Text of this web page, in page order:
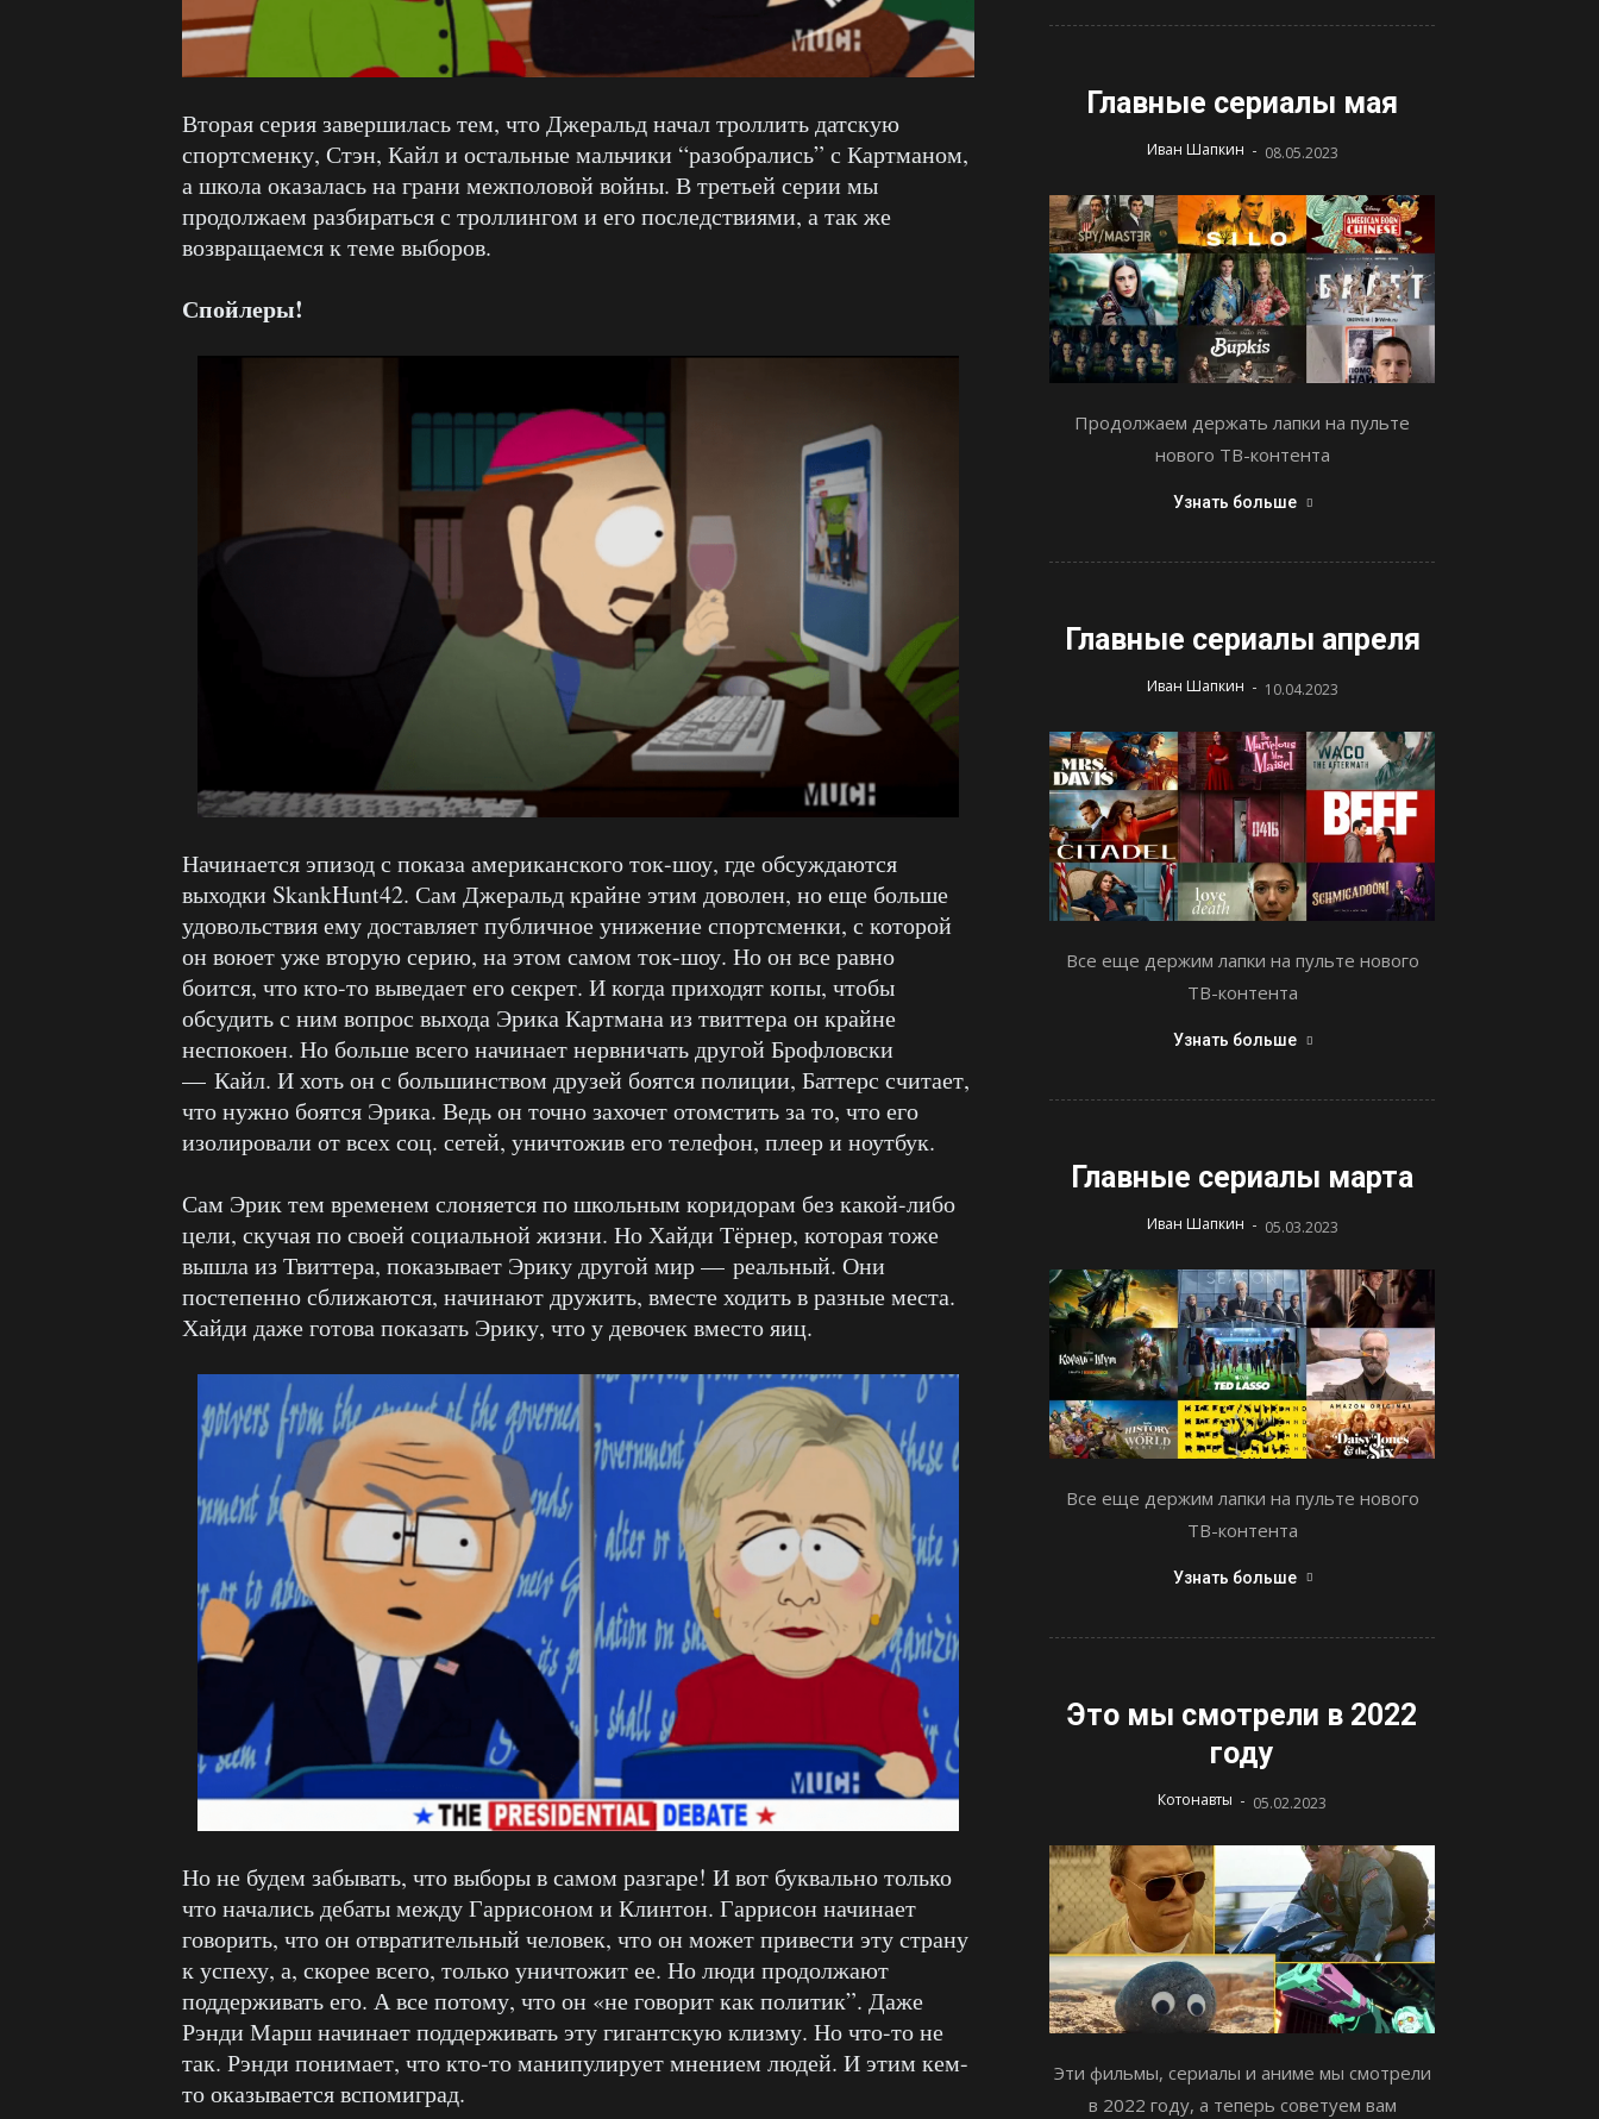
Вторая серия завершилась тем, что Джеральд начал троллить датскую
спортсменку, Стэн, Кайл и остальные мальчики “разобрались” с Картманом,
а школа оказалась на грани межполовой войны. В третьей серии мы
продолжаем разбираться с троллингом и его последствиями, а так же
возвращаемся к теме выборов.
Спойлеры!
Начинается эпизод с показа американского ток-шоу, где обсуждаются
выходки SkankHunt42. Сам Джеральд крайне этим доволен, но еще больше
удовольствия ему доставляет публичное унижение спортсменки, с которой
он воюет уже вторую серию, на этом самом ток-шоу. Но он все равно
боится, что кто-то выведает его секрет. И когда приходят копы, чтобы
обсудить с ним вопрос выхода Эрика Картмана из твиттера он крайне
неспокоен. Но больше всего начинает нервничать другой Брофловски
— Кайл. И хоть он с большинством друзей боятся полиции, Баттерс считает,
что нужно боятся Эрика. Ведь он точно захочет отомстить за то, что его
изолировали от всех соц. сетей, уничтожив его телефон, плеер и ноутбук.
Сам Эрик тем временем слоняется по школьным коридорам без какой-либо
цели, скучая по своей социальной жизни. Но Хайди Тёрнер, которая тоже
вышла из Твиттера, показывает Эрику другой мир — реальный. Они
постепенно сближаются, начинают дружить, вместе ходить в разные места.
Хайди даже готова показать Эрику, что у девочек вместо яиц.
Но не будем забывать, что выборы в самом разгаре! И вот буквально только
что начались дебаты между Гаррисоном и Клинтон. Гаррисон начинает
говорить, что он отвратительный человек, что он может привести эту страну
к успеху, а, скорее всего, только уничтожит ее. Но люди продолжают
поддерживать его. А все потому, что он «не говорит как политик”. Даже
Рэнди Марш начинает поддерживать эту гигантскую клизму. Но что-то не
так. Рэнди понимает, что кто-то манипулирует мнением людей. И этим кем-
то оказывается вспомиград.
Главные сериалы мая
Иван Шапкин - 08.05.2023
Продолжаем держать лапки на пульте
нового ТВ-контента
Узнать больше
Главные сериалы апреля
Иван Шапкин - 10.04.2023
Все еще держим лапки на пульте нового
ТВ-контента
Узнать больше
Главные сериалы марта
Иван Шапкин - 05.03.2023
Все еще держим лапки на пульте нового
ТВ-контента
Узнать больше
Это мы смотрели в 2022
году
Котонавты - 05.02.2023
Эти фильмы, сериалы и аниме мы смотрели
в 2022 году, а теперь советуем вам